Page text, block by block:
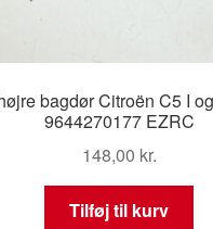
bagdør Citroën C5 I
9644270177 EZRC
148,00 kr.
Tilføj til kurv